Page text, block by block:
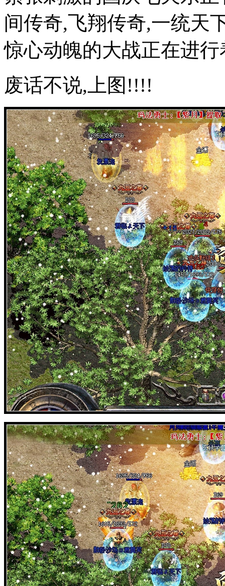
间传奇,飞翔传奇,一统天
惊心动魄的大战正在进
废话不说,上图!!!!